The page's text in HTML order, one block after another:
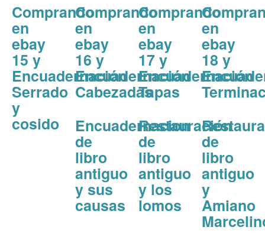
Comprando
en
ebay
15 y
Encuadernación
Serrado
y
cosido
Comprando
en
ebay
16 y
Encuadernación
Cabezadas
Comprando
en
ebay
17 y
Encuadernación
Tapas
en
ebay
18 y
Encuadernacion
de
libro
antiguo
y sus
causas
Restauración
de
libro
antiguo
y los
lomos
de
libro
antiguo
y
Amiano